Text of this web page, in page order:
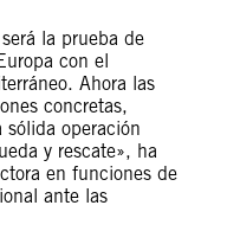
la prueba de
con el
Ahora las
concretas,
operación
y rescate», ha
en funciones de
ante las